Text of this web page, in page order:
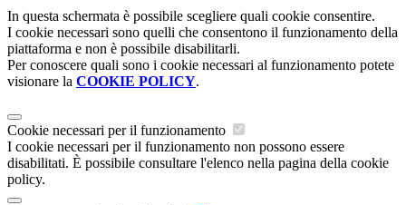
In questa schermata è possibile scegliere quali cookie consentire.
I cookie necessari sono quelli che consentono il funzionamento della
piattaforma e non è possibile disabilitarli.
Per conoscere quali sono i cookie necessari al funzionamento potete
visionare la COOKIE POLICY.
Cookie necessari per il funzionamento
I cookie necessari per il funzionamento non possono essere
disabilitati. È possibile consultare l'elenco nella pagina della cookie
policy.